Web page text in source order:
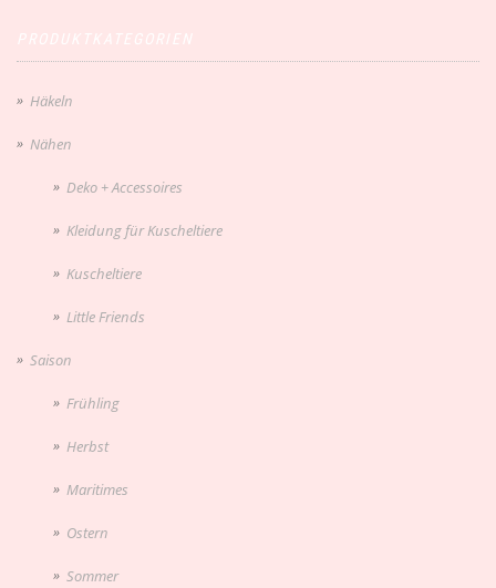
Häkeln
Nähen
Deko + Accessoires
Kleidung für Kuscheltiere
Kuscheltiere
Little Friends
Saison
Frühling
Herbst
Maritimes
Ostern
Sommer